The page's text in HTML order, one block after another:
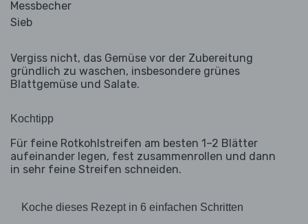
Messbecher
Sieb
Vergiss nicht, das Gemüse vor der Zubereitung
gründlich zu waschen, insbesondere grünes
Blattgemüse und Salate.
Kochtipp
Für feine Rotkohlstreifen am besten 1–2 Blätter
aufeinander legen, fest zusammenrollen und dann
in sehr feine Streifen schneiden.
Koche dieses Rezept in 6 einfachen Schritten